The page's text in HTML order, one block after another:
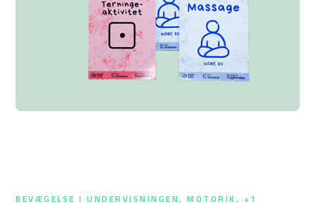
BEVÆGELSE I UNDERVISNINGEN, MOTORIK, +1